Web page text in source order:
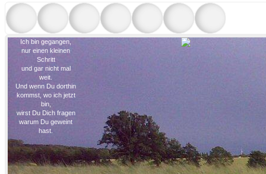
Ich bin gegangen,
nur einen kleinen
Schritt
und gar nicht mal
weit.
Und wenn Du dorthin
kommst, wo ich jetzt
bin,
wirst Du Dich fragen
warum Du geweint
hast.